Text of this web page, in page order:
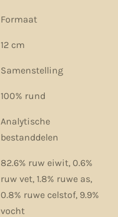
Formaat
12 cm
Samenstelling
100% rund
Analytische
bestanddelen
82.6% ruw eiwit, 0.6%
ruw vet, 1.8% ruwe as,
0.8% ruwe celstof, 9.9%
vocht